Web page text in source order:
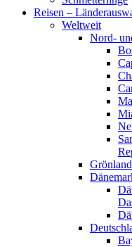
Reisen –
Weltweit
Nord-